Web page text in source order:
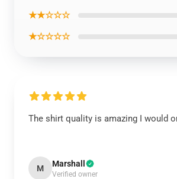
★★☆☆☆
★☆☆☆☆
The shirt quality is amazing I would
M Marshall
Verified owner